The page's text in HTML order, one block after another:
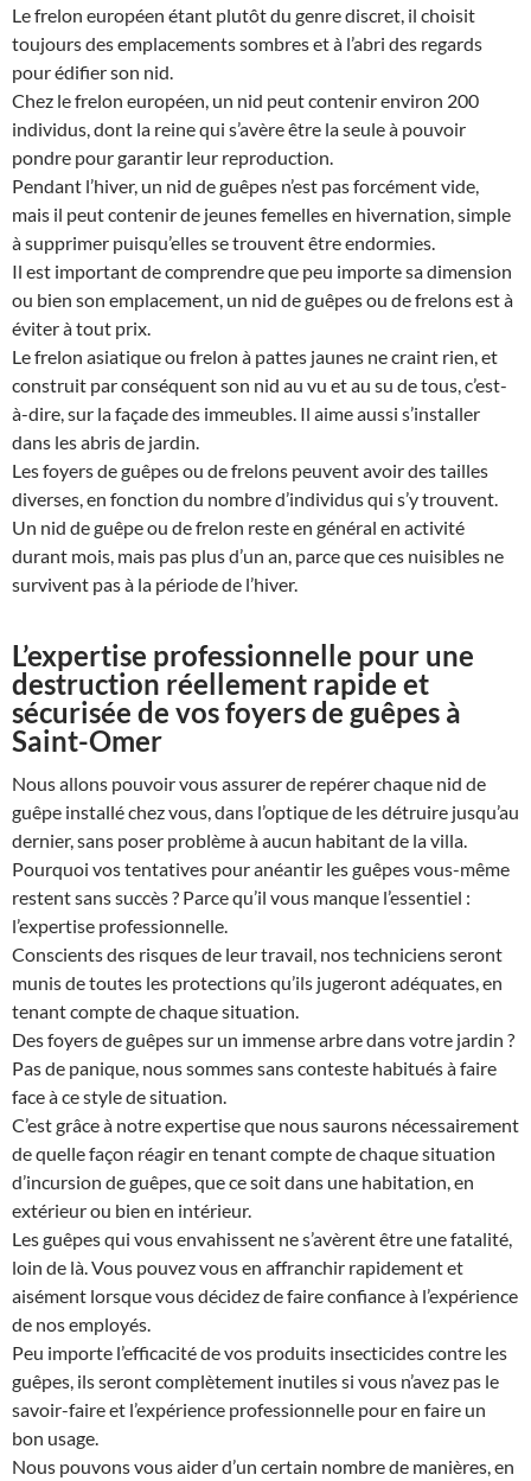
Le frelon européen étant plutôt du genre discret, il choisit
toujours des emplacements sombres et à l’abri des regards
pour édifier son nid.
Chez le frelon européen, un nid peut contenir environ 200
individus, dont la reine qui s’avère être la seule à pouvoir
pondre pour garantir leur reproduction.
Pendant l’hiver, un nid de guêpes n’est pas forcément vide,
mais il peut contenir de jeunes femelles en hivernation, simple
à supprimer puisqu’elles se trouvent être endormies.
Il est important de comprendre que peu importe sa dimension
ou bien son emplacement, un nid de guêpes ou de frelons est à
éviter à tout prix.
Le frelon asiatique ou frelon à pattes jaunes ne craint rien, et
construit par conséquent son nid au vu et au su de tous, c’est-
à-dire, sur la façade des immeubles. Il aime aussi s’installer
dans les abris de jardin.
Les foyers de guêpes ou de frelons peuvent avoir des tailles
diverses, en fonction du nombre d’individus qui s’y trouvent.
Un nid de guêpe ou de frelon reste en général en activité
durant mois, mais pas plus d’un an, parce que ces nuisibles ne
survivent pas à la période de l’hiver.
L’expertise professionnelle pour une
destruction réellement rapide et
sécurisée de vos foyers de guêpes à
Saint-Omer
Nous allons pouvoir vous assurer de repérer chaque nid de
guêpe installé chez vous, dans l’optique de les détruire jusqu’au
dernier, sans poser problème à aucun habitant de la villa.
Pourquoi vos tentatives pour anéantir les guêpes vous-même
restent sans succès ? Parce qu’il vous manque l’essentiel :
l’expertise professionnelle.
Conscients des risques de leur travail, nos techniciens seront
munis de toutes les protections qu’ils jugeront adéquates, en
tenant compte de chaque situation.
Des foyers de guêpes sur un immense arbre dans votre jardin ?
Pas de panique, nous sommes sans conteste habitués à faire
face à ce style de situation.
C’est grâce à notre expertise que nous saurons nécessairement
de quelle façon réagir en tenant compte de chaque situation
d’incursion de guêpes, que ce soit dans une habitation, en
extérieur ou bien en intérieur.
Les guêpes qui vous envahissent ne s’avèrent être une fatalité,
loin de là. Vous pouvez vous en affranchir rapidement et
aisément lorsque vous décidez de faire confiance à l’expérience
de nos employés.
Peu importe l’efficacité de vos produits insecticides contre les
guêpes, ils seront complètement inutiles si vous n’avez pas le
savoir-faire et l’expérience professionnelle pour en faire un
bon usage.
Nous pouvons vous aider d’un certain nombre de manières, en